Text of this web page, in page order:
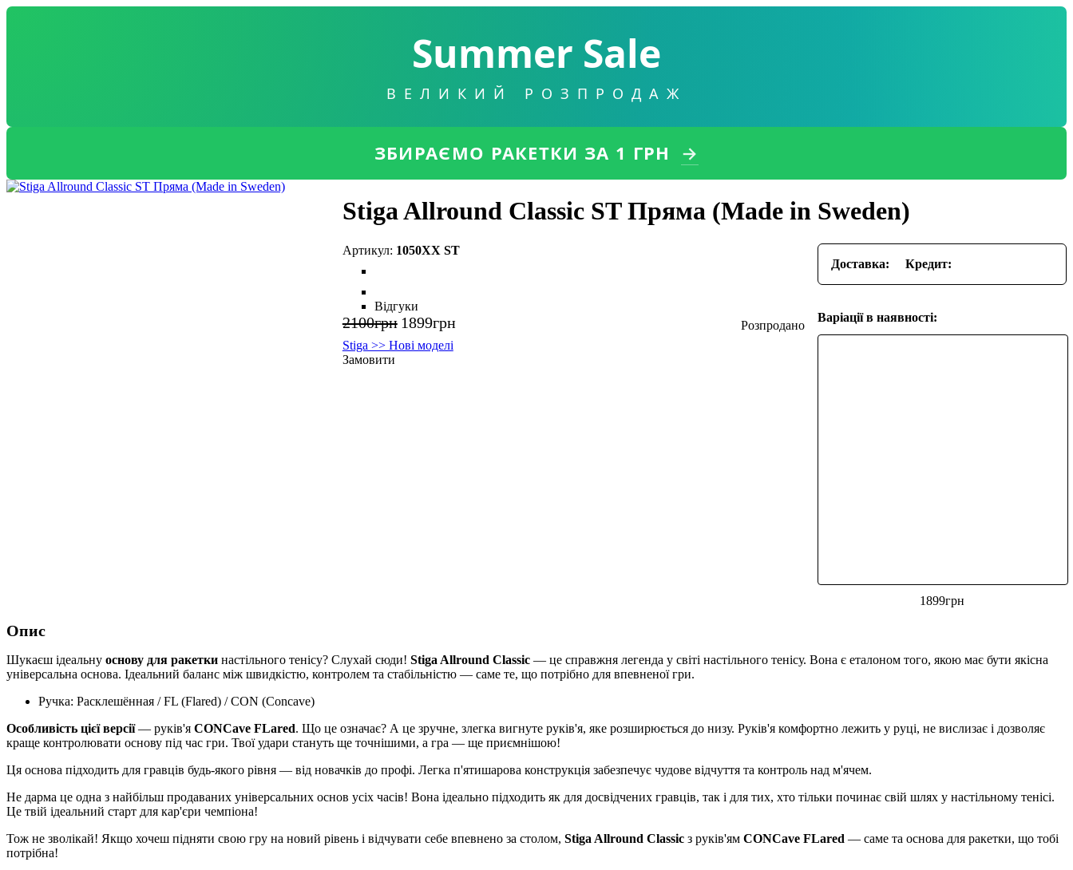
Summer Sale
ВЕЛИКИЙ РОЗПРОДАЖ
ЗБИРАЄМО РАКЕТКИ ЗА 1 ГРН →
Stiga Allround Classic ST Пряма (Made in Sweden)
1050XX ST
Відгуки
2100грн 1899грн
Stiga >> Нові моделі
Замовити
Доставка: Кредит:
Варіації в наявності:
1899грн
Опис
Шукаєш ідеальну основу для ракетки настільного тенісу? Слухай сюди! Stiga Allround Classic — це справжня легенда у світі настільного тенісу. Вона є еталоном того, якою має бути якісна
універсальна основа. Ідеальний баланс між швидкістю, контролем та стабільністю — саме те, що потрібно для впевненої гри.
Ручка: Расклешённая / FL (Flared) / CON (Concave)
Особливість цієї версії— руків'я CONCave FLared. Що це означає? А це зручне, злегка вигнуте руків'я, яке розширюється до низу. Руків'я комфортно лежить у руці, не вислизає і дозволяє
краще контролювати основу під час гри. Твої удари стануть ще точнішими, а гра — ще приємнішою!
Ця основа підходить для гравців будь-якого рівня — від новачків до профі. Легка п'ятишарова конструкція забезпечує чудове відчуття та контроль над м'ячем.
Не дарма це одна з найбільш продаваних універсальних основ усіх часів! Вона ідеально підходить як для досвідчених гравців, так і для тих, хто тільки починає свій шлях у настільному тенісі.
Це твій ідеальний старт для кар'єри чемпіона!
Тож не зволікай! Якщо хочеш підняти свою гру на новий рівень і відчувати себе впевнено за столом, Stiga Allround Classic з руків'ям CONCave FLared — саме та основа для ракетки, що тобі
потрібна!